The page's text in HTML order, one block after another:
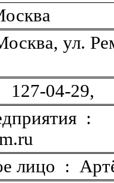
ул.
04-29,
:
лицо :